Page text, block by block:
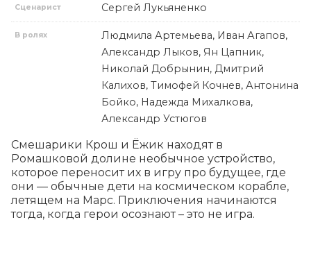
Сценарист Сергей Лукьяненко
В ролях
Людмила Артемьева, Иван Агапов,
Александр Лыков, Ян Цапник,
Николай Добрынин, Дмитрий
Калихов, Тимофей Кочнев, Антонина
Бойко, Надежда Михалкова,
Александр Устюгов
Смешарики Крош и Ёжик находят в
Ромашковой долине необычное устройство,
которое переносит их в игру про будущее, где
они — обычные дети на космическом корабле,
летящем на Марс. Приключения начинаются
тогда, когда герои осознают – это не игра.